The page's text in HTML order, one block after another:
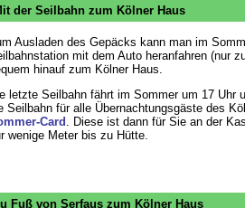
der Seilbahn zum Kölner Haus
Ausladen des Gepäcks kann man im
mit dem Auto heranfahren (nur
hinauf zum Kölner Haus.
letzte Seilbahn fährt im Sommer um 17 Uhr
Seilbahn für alle Übernachtungsgäste des
Card . Diese ist dann für Sie an der
wenige Meter bis zu Hütte.
Fuß von Serfaus zum Kölner Haus